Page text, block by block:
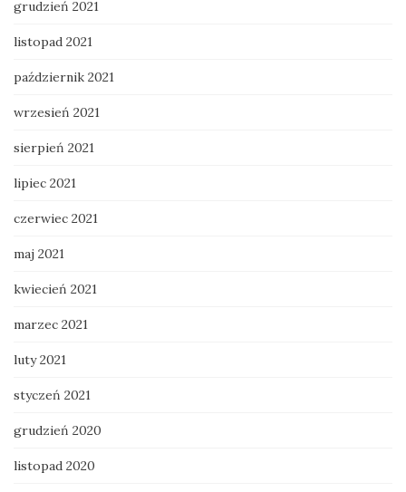
grudzień 2021
listopad 2021
październik 2021
wrzesień 2021
sierpień 2021
lipiec 2021
czerwiec 2021
maj 2021
kwiecień 2021
marzec 2021
luty 2021
styczeń 2021
grudzień 2020
listopad 2020